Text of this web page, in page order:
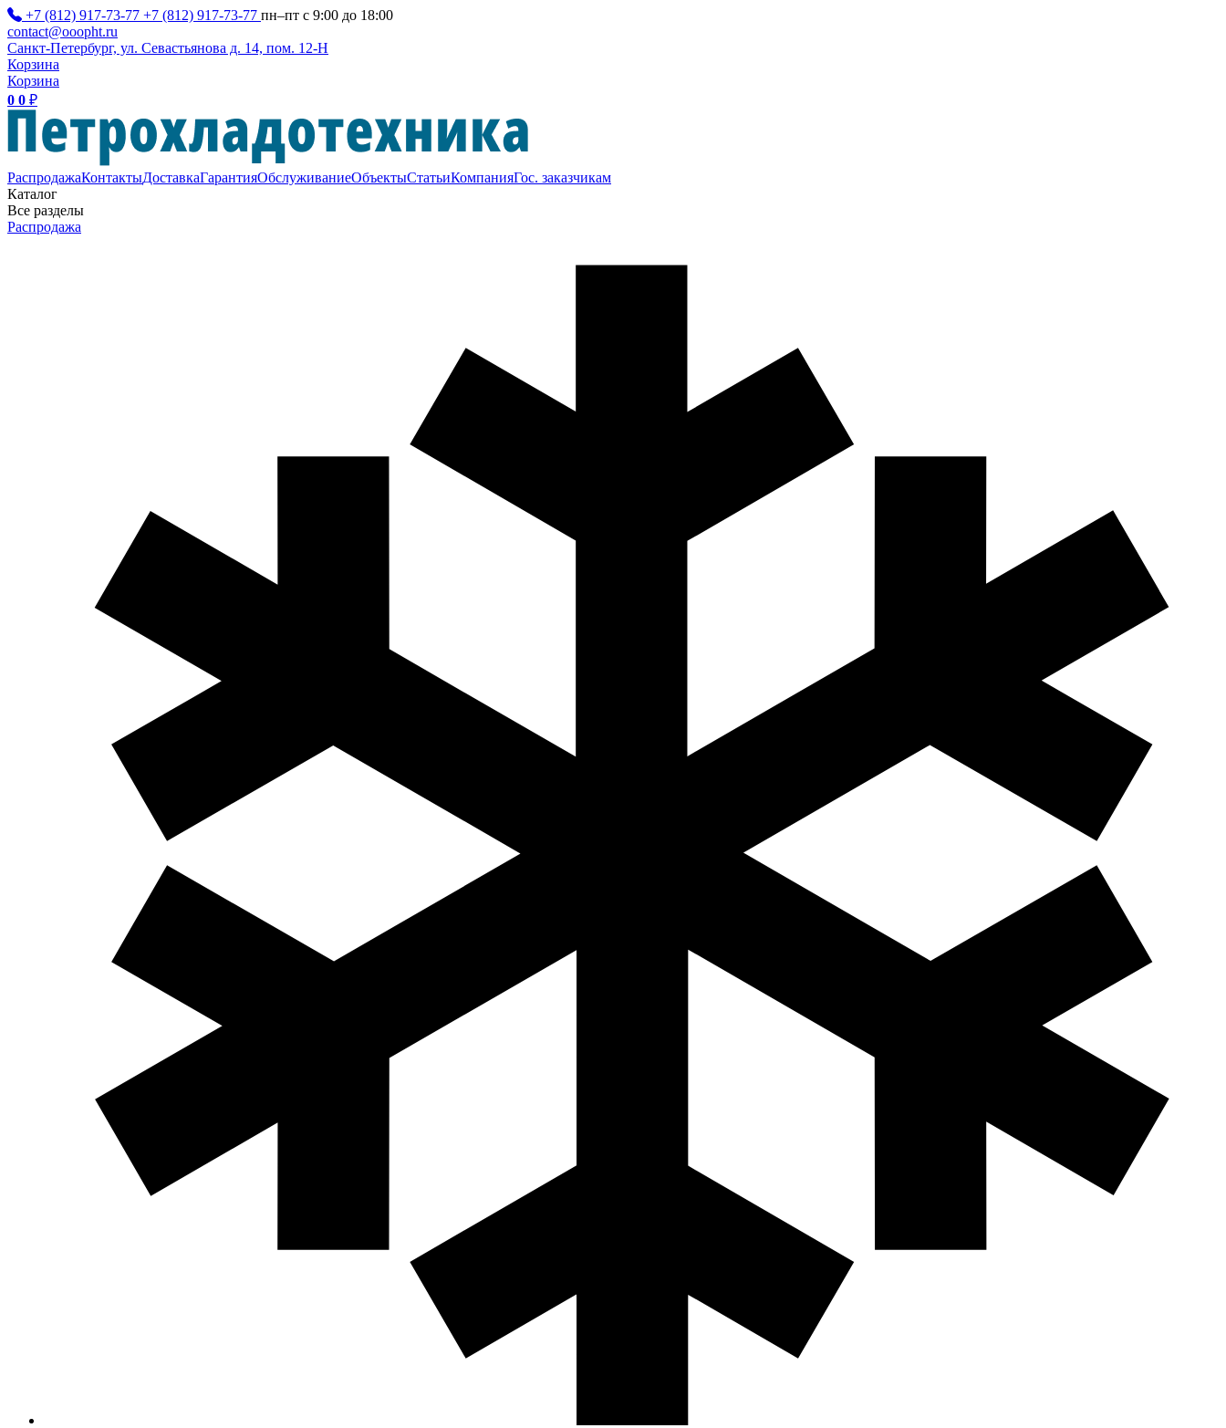
+7 (812) 917-73-77 +7 (812) 917-73-77 пн–пт с 9:00 до 18:00
contact@ooopht.ru
Санкт-Петербург, ул. Севастьянова д. 14, пом. 12-Н
Корзина
Корзина
0 0 ₽
РаспродажаКонтактыДоставкаГарантияОбслуживаниеОбъектыСтатьиКомпанияГос. заказчикам
Каталог
Все разделы
Распродажа